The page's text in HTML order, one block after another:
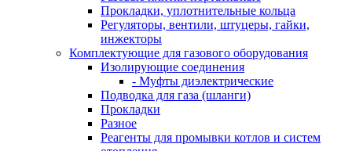
Прокладки, уплотнительные кольца
Регуляторы, вентили, штуцеры, гайки,
инжекторы
Комплектующие для газового оборудования
Изолирующие соединения
- Муфты диэлектрические
Подводка для газа (шланги)
Прокладки
Разное
Реагенты для промывки котлов и систем